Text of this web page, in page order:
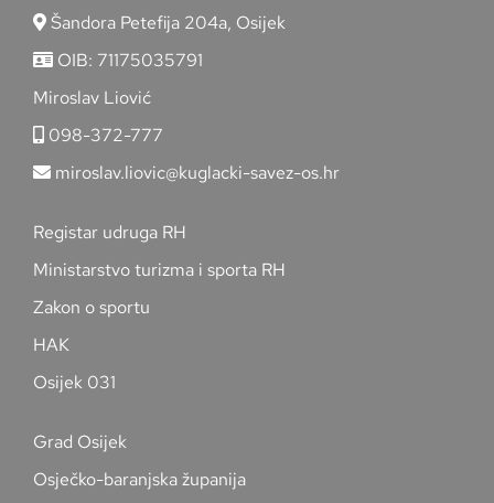
Šandora Petefija 204a, Osijek
OIB: 71175035791
Miroslav Liović
098-372-777
miroslav.liovic@kuglacki-savez-os.hr
Registar udruga RH
Ministarstvo turizma i sporta RH
Zakon o sportu
HAK
Osijek 031
Grad Osijek
Osječko-baranjska županija